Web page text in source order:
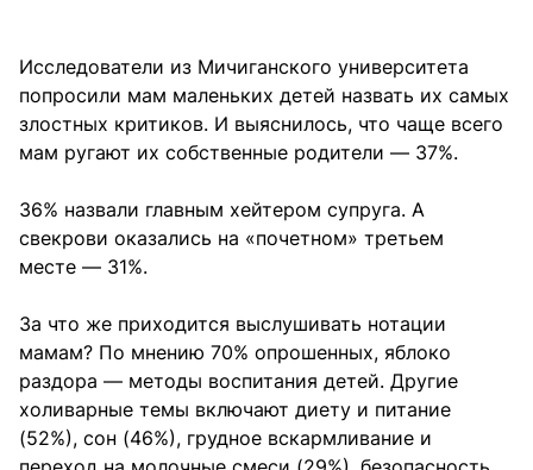
Исследователи из Мичиганского университета
попросили мам маленьких детей назвать их самых
злостных критиков. И выяснилось, что чаще всего
мам ругают их собственные родители — 37%.
36% назвали главным хейтером супруга. А
свекрови оказались на «почетном» третьем
месте — 31%.
За что же приходится выслушивать нотации
мамам? По мнению 70% опрошенных, яблоко
раздора — методы воспитания детей. Другие
холиварные темы включают диету и питание
(52%), сон (46%), грудное вскармливание и